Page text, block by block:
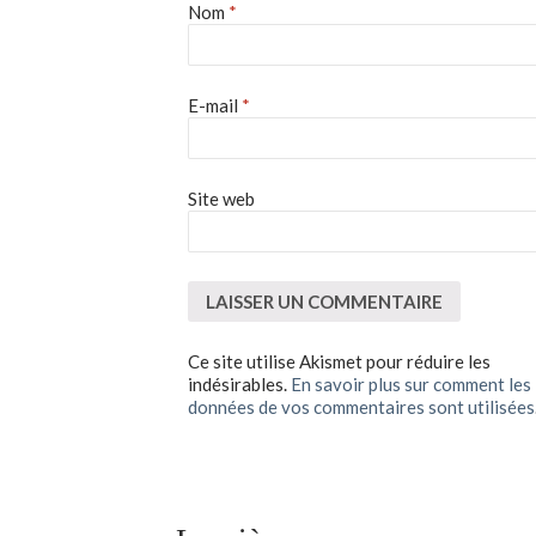
Nom *
E-mail *
Site web
Ce site utilise Akismet pour réduire les
indésirables. En savoir plus sur comment les
données de vos commentaires sont utilisées